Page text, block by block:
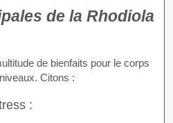
de la Rhodiola
de bienfaits pour le corps
Citons :
: